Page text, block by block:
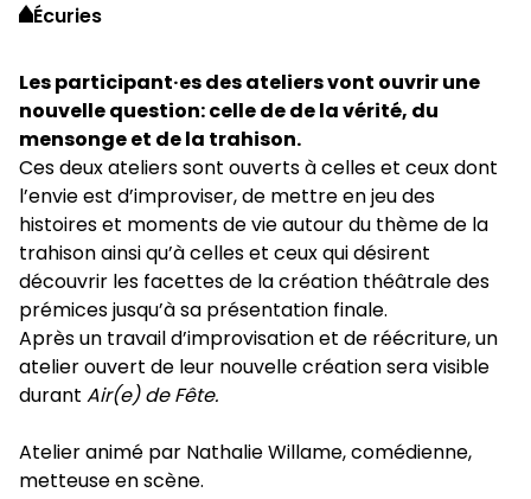
Écuries
Les participant·es des ateliers vont ouvrir une
nouvelle question: celle de de la vérité, du
mensonge et de la trahison.
Ces deux ateliers sont ouverts à celles et ceux dont
l’envie est d’improviser, de mettre en jeu des
histoires et moments de vie autour du thème de la
trahison ainsi qu’à celles et ceux qui désirent
découvrir les facettes de la création théâtrale des
prémices jusqu’à sa présentation finale.
Après un travail d’improvisation et de réécriture, un
atelier ouvert de leur nouvelle création sera visible
durant Air(e) de Fête.
Atelier animé par Nathalie Willame, comédienne,
metteuse en scène.